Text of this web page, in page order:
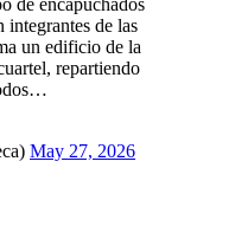
integrantes de las
un edificio de la
repartiendo
May 27, 2026